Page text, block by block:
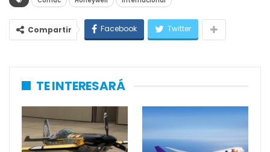
Compartir Facebook Twitter
TE INTERESARÁ